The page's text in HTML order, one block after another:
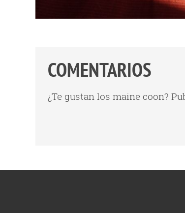
COMENTARIOS
¿Te gustan los maine coon?